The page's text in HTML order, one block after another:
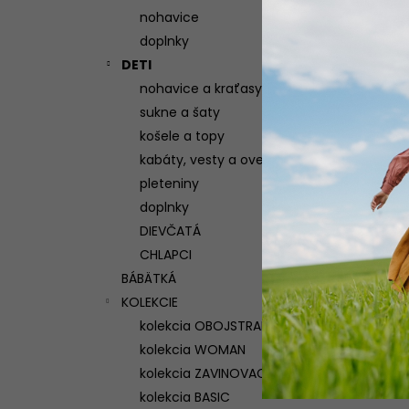
nohavice
doplnky
DETI
nohavice a kraťasy
sukne a šaty
košele a topy
kabáty, vesty a overaly
pleteniny
doplnky
DIEVČATÁ
CHLAPCI
BÁBÄTKÁ
KOLEKCIE
kolekcia OBOJSTRANNÁ
kolekcia WOMAN
kolekcia ZAVINOVACIA
kolekcia BASIC